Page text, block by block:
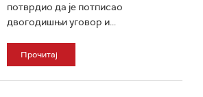
потврдио да је потписао
двогодишњи уговор и...
Прочитај